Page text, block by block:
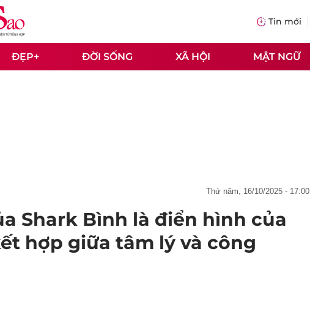
Tin mới
ĐẸP+ ĐỜI SỐNG XÃ HỘI MẬT NGỮ
thứ năm, 16/10/2025 - 17:00
Shark Bình là điển hình của
hợp giữa tâm lý và công